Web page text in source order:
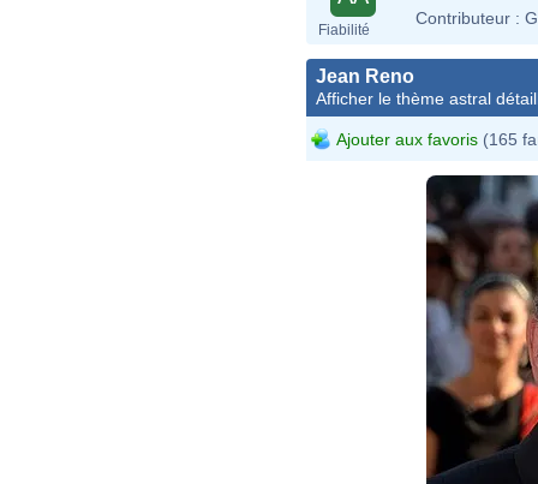
Fiabilité
Contributeur :
Jean Reno
Afficher le thème astral
Ajouter aux favoris (165